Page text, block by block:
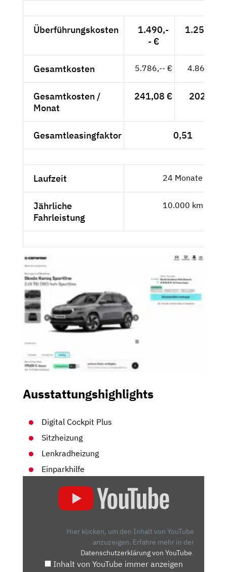
Überführungskosten
1.490,-
- €
1.252,10
Gesamtkosten 5.786,-- € 4.862,18
Gesamtkosten /
Monat
241,08 € 202,59 €
Gesamtleasingfaktor 0,51
Laufzeit 24 Monate
Jährliche
Fahrleistung
10.000 km
Ausstattungshighlights
Digital Cockpit Plus
Sitzheizung
Lenkradheizung
Einparkhilfe
Hier klicken, um den Inhalt von YouTube
anzuzeigen. Erfahre mehr in der
Datenschutzerklärung von YouTube.
Inhalt von YouTube immer anzeigen